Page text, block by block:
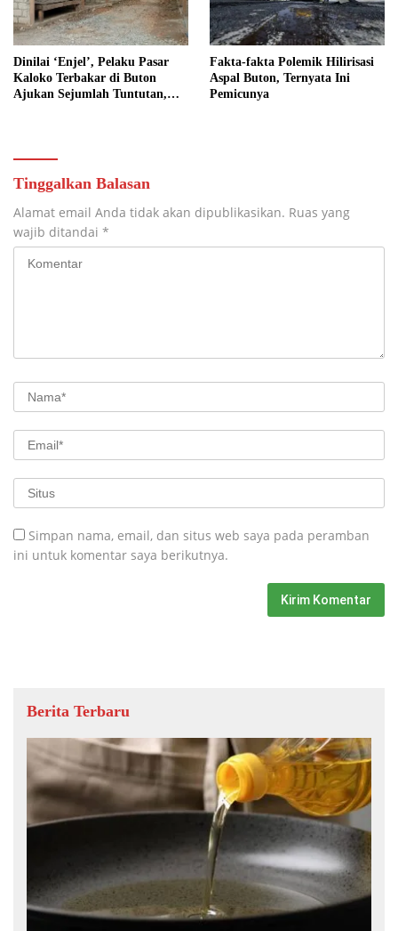
Dinilai ‘Enjel’, Pelaku Pasar
Kaloko Terbakar di Buton
Ajukan Sejumlah Tuntutan,
Fakta-fakta Polemik Hilirisasi
Aspal Buton, Ternyata Ini
Pemicunya
Tinggalkan Balasan
Alamat email Anda tidak akan dipublikasikan. Ruas yang
wajib ditandai *
Simpan nama, email, dan situs web saya pada peramban
ini untuk komentar saya berikutnya.
Berita Terbaru